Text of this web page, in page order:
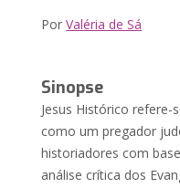
PorValéria de Sá
Sinopse
Jesus Histórico refere-
como um pregador
historiadores com
análise crítica dos